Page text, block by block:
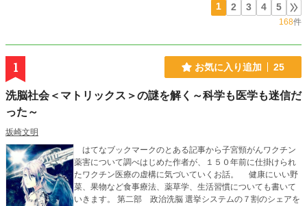
1 2 3 4 5
168件
1 お気に入り追加 25
洗脳社会＜マトリックス＞の謎を解く～科学も医学も迷信だ
った～
坂崎文明
はてなブックマークのとある記事から子宮頸がんワクチン
薬害について調べはじめた作者が、１５０年前に仕掛けられ
たワクチン医療の虚構に気づいていくお話。 健康にいい野
菜、果物など食事療法、薬草学、生活習慣についても書いて
いきます。 第二部 政治洗脳 選挙システムの７割のシェアを